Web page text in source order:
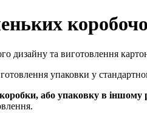
дизайну та виготовлення
упаковки у
або упаковку в іншому